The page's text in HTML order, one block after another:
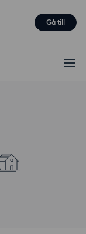
Gå till